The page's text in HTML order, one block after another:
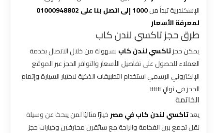
الإسكندرية تبدأ من
1000 إلى اتصل بنا على 01000948802
لمعرفة الأسعار
طرق حجز تاكسي لندن كاب
يمكن حجزتاكسي لندن كاببسهولة من خلال الاتصال بخدمة
العملاء للحصول على تفاصيل الأسعار والتوافر الحجز عبر الموقع
الإلكتروني الرسمي استخدام التطبيقات الذكية لاختيار السيارة وإتمام
الحجز في ثوانٍ ###
الخاتمة
يعدتاكسي لندن كاب في مصرخيارًا مثاليًا لمن يبحث عن وسيلة
نقل تجمع بين الفخامة والراحة مع سائقين محترفين وخيارات حجز
شركه
ليموزين
القاهره
ليموزين
اسكندرية
القاهرة